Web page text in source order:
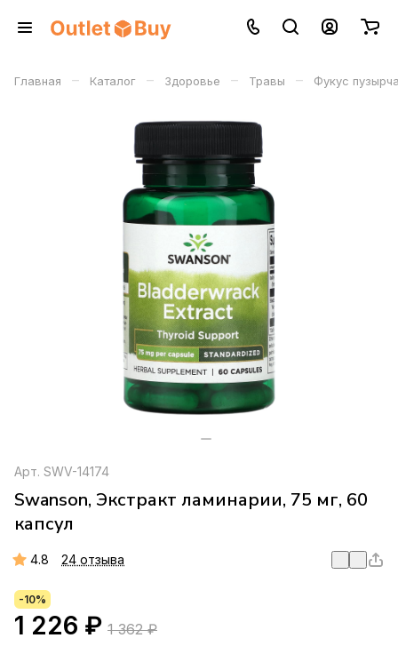
Главная – Каталог – Здоровье – Травы – Фукус
Арт. SWV-14174
Swanson, Экстракт ламинарии, 75 мг, 60
капсул
4.8 24 отзыва
-10%
1 226 ₽ 1 362 ₽